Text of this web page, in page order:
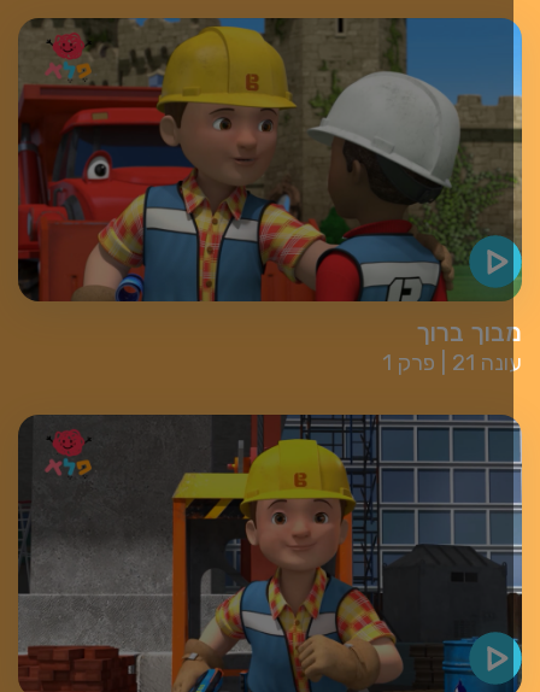
ברוך
פרק 1 21